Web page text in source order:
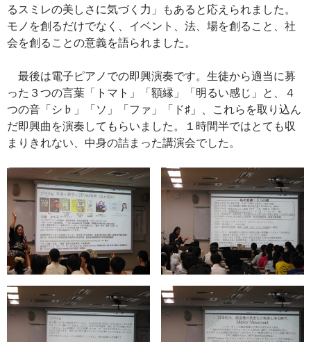
るスミレの美しさに気づく力」もあると応えられました。
モノを創るだけでなく、イベント、法、場を創ること、社
会を創ることの意義を語られました。
最後は電子ピアノでの即興演奏です。生徒から適当に募
った３つの言葉「トマト」「額縁」「明るい感じ」と、４
つの音「シ♭」「ソ」「ファ」「ド♯」、これらを取り込ん
だ即興曲を演奏してもらいました。１時間半ではとても収
まりきれない、中身の詰まった講演会でした。